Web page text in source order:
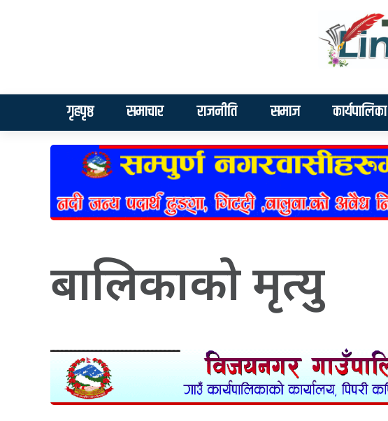
गृहपृष्ठ समाचार राजनीति समाज कार्यपालिका
बालिकाको मृत्यु